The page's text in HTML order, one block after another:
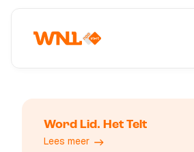
Word Lid. Het Telt
Lees meer